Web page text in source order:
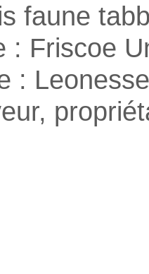
faune
: Friscoe
: